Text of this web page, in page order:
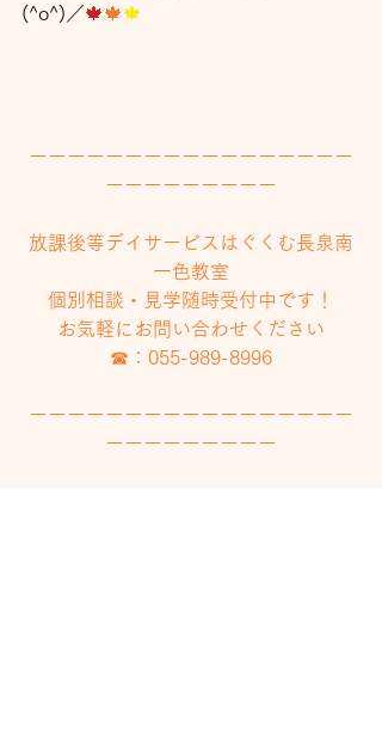
(^o^)／🍁🍁🍁
ーーーーーーーーーーーーーーーーー
ーーーーーーーーー
放課後等デイサービスはぐくむ長泉南
一色教室
個別相談・見学随時受付中です！
お気軽にお問い合わせください
☎：055-989-8996
ーーーーーーーーーーーーーーーーー
ーーーーーーーーー